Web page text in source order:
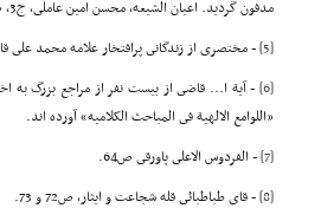
مدفون گردید. اعیان الشیعه، محسن امین عاملى، ج3، ص532.
[5] - مختصرى از زندگانى پرافتخار علامه محمد
[6]
- آیة ا... قاضى از بیست نفر از مراجع بزرگ به
«اللوامع الالهیة فى المباحث الکلامیه» آورده اند.
[7] - الفردوس الاعلى پاورقى ص64.
[8] - قاى طباطبائى قله شجاعت و ایثار، ص72 و 73.